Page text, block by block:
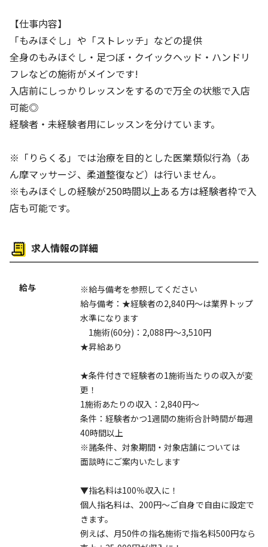
【仕事内容】
「もみほぐし」や「ストレッチ」などの提供
全身のもみほぐし・足つぼ・クイックヘッド・ハンドリ
フレなどの施術がメインです!
入店前にしっかりレッスンをするので万全の状態で入店
可能◎
経験者・未経験者用にレッスンを分けています。
※「りらくる」では治療を目的とした医業類似行為（あ
ん摩マッサージ、柔道整復など）は行いません。
※もみほぐしの経験が250時間以上ある方は経験者枠で入
店も可能です。
求人情報の詳細
給与
※給与備考を参照してください
給与備考：★経験者の2,840円～は業界トップ
水準になります
1施術(60分)：2,088円～3,510円
★昇給あり
★条件付きで経験者の1施術当たりの収入が変
更！
1施術あたりの収入：2,840円～
条件：経験者かつ1週間の施術合計時間が毎週
40時間以上
※諸条件、対象期間・対象店舗については
面談時にご案内いたします
▼指名料は100％収入に！
個人指名料は、200円～ご自身で自由に設定で
きます。
例えば、月50件の指名施術で指名料500円なら